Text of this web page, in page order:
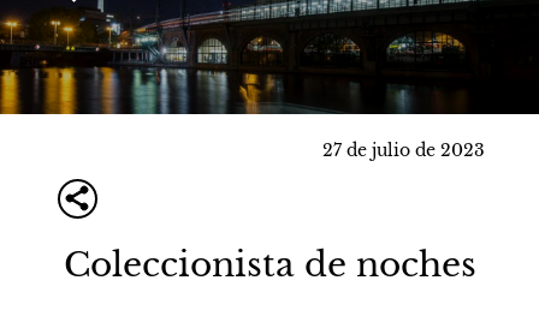
27 de julio de 2023
Coleccionista de noches